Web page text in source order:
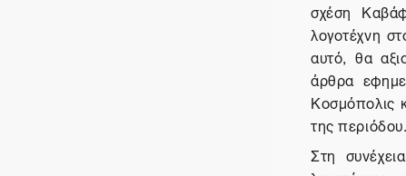
σχέση
λογοτέχνη
αυτό, θα
άρθρα
Κοσμόπολις
της περιόδου.
Στη